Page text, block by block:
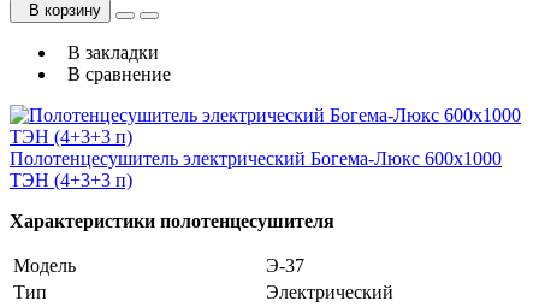
В корзину
В закладки
В сравнение
Полотенцесушитель электрический Богема-Люкс 600х1000
ТЭН (4+3+3 п)
Характеристики полотенцесушителя
Модель
Э-37
Тип
Электрический